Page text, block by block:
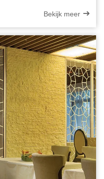
Bekijk meer